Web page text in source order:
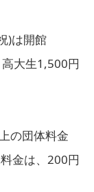
開館
大生1,500円
団体料金
は、200円